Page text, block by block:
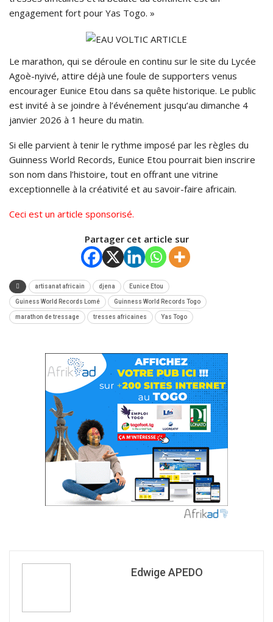
engagement fort pour Yas Togo. »
Le marathon, qui se déroule en continu sur le site du Lycée
Agoè-nyivé, attire déjà une foule de supporters venus
encourager Eunice Etou dans sa quête historique. Le public
est invité à se joindre à l’événement jusqu’au dimanche 4
janvier 2026 à 1 heure du matin.
Si elle parvient à tenir le rythme imposé par les règles du
Guinness World Records, Eunice Etou pourrait bien inscrire
son nom dans l’histoire, tout en offrant une vitrine
exceptionnelle à la créativité et au savoir-faire africain.
Ceci est un article sponsorisé.
Partager cet article sur
artisanat africain djena Eunice Etou
Guiness World Records Lomé Guinness World Records Togo
marathon de tressage tresses africaines Yas Togo
Edwige APEDO